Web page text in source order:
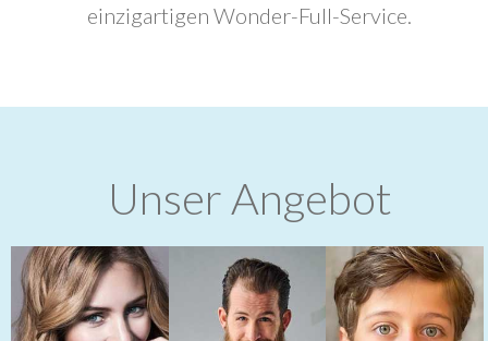
einzigartigen Wonder-Full-Service.
Unser Angebot